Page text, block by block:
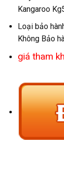
Kangaroo
Loại bảo
Không Bảo
giá tham